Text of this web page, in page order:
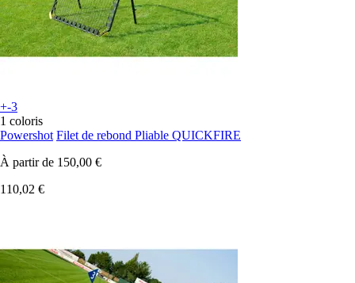
+-3
1 coloris
Powershot Filet de rebond Pliable QUICKFIRE
À partir de 150,00 €
110,02 €